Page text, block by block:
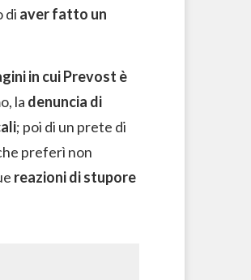
di aver fatto un
in cui Prevost è
la denuncia di
; poi di un prete di
preferì non
reazioni di stupore